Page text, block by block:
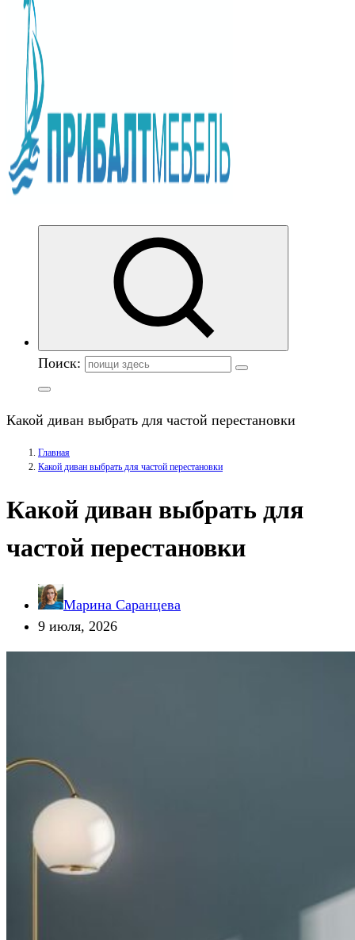
Поиск:
Какой диван выбрать для частой перестановки
Главная
Какой диван выбрать для частой перестановки
Какой диван выбрать для
частой перестановки
Марина Саранцева
9 июля, 2026